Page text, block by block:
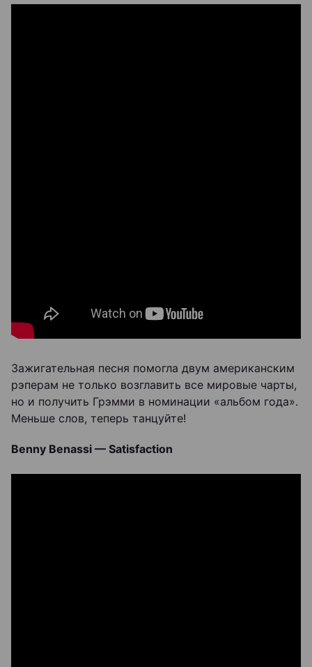
Зажигательная песня помогла двум американским
рэперам не только возглавить все мировые чарты,
но и получить Грэмми в номинации «альбом года».
Меньше слов, теперь танцуйте!
Benny Benassi — Satisfaction